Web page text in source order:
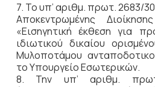
7. Το υπ’ αριθμ. πρωτ. 2683/
Αποκεντρωμένης
«Εισηγητική έκθεση για
ιδιωτικού δικαίου
Μυλοποτάμου
το Υπουργείο Εσωτερικών.
8. Την υπ’ αριθμ. πρωτ.